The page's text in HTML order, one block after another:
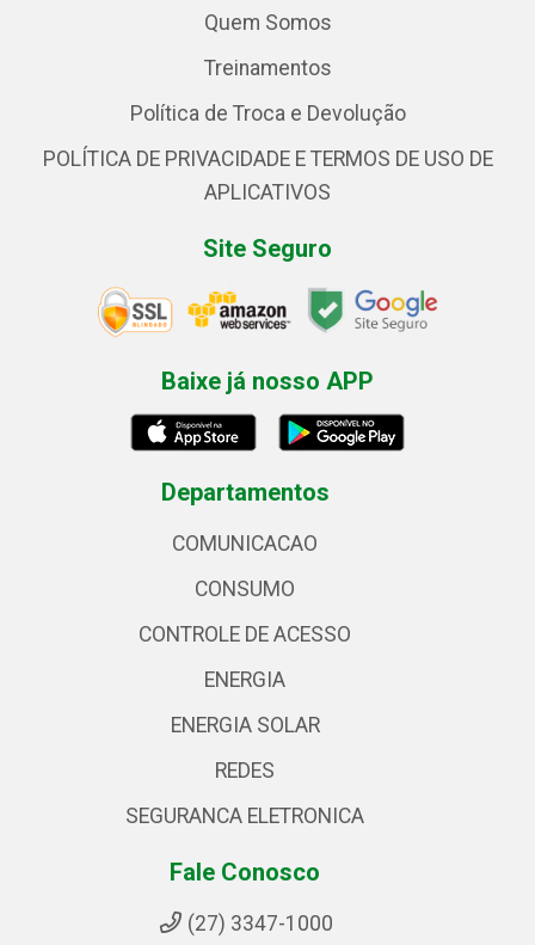
Quem Somos
Treinamentos
Política de Troca e Devolução
POLÍTICA DE PRIVACIDADE E TERMOS DE USO DE
APLICATIVOS
Site Seguro
Baixe já nosso APP
Departamentos
COMUNICACAO
CONSUMO
CONTROLE DE ACESSO
ENERGIA
ENERGIA SOLAR
REDES
SEGURANCA ELETRONICA
Fale Conosco
(27) 3347-1000